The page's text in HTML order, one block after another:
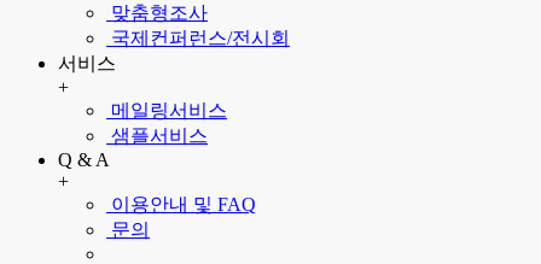
맞춤형조사
국제컨퍼런스/전시회
서비스
+
메일링서비스
샘플서비스
Q & A
+
이용안내 및 FAQ
문의